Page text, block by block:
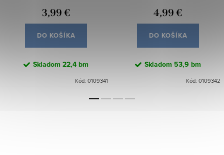
3,99 €
DO KOŠÍKA
Skladom 22,4 bm
Kód: 0109341
4,99 €
DO KOŠÍKA
Skladom 53,9 bm
Kód: 0109342